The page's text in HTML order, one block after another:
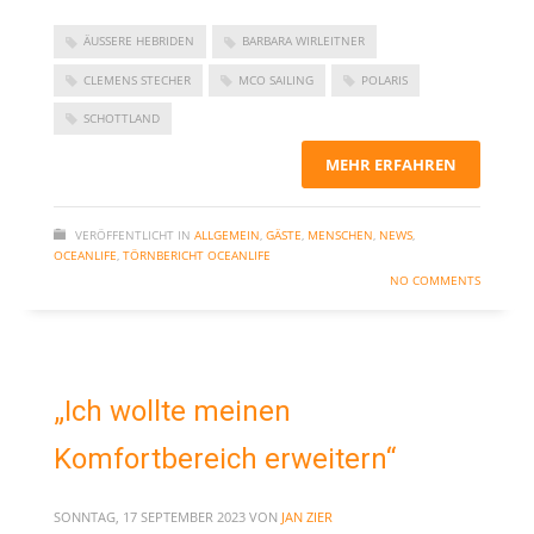
September 2023
Juni 2023
Mai 2023
Dezember 2022
September 2022
Oktober 2021
Mai 2021
April 2021
ÄUSSERE HEBRIDEN BARBARA WIRLEITNER
CLEMENS STECHER MCO SAILING POLARIS
SCHOTTLAND
MEHR ERFAHREN
VERÖFFENTLICHT IN ALLGEMEIN, GÄSTE, MENSCHEN, NEWS,
OCEANLIFE, TÖRNBERICHT OCEANLIFE
NO COMMENTS
„Ich wollte meinen
Komfortbereich erweitern“
SONNTAG, 17 SEPTEMBER 2023 VON JAN ZIER